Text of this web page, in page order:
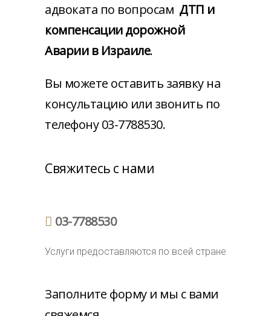
адвоката по вопросам ДТП и
компенсации дорожной
Аварии в Израиле.
Вы можете оставить заявку на
консультацию или звонить по
телефону03-7788530.
Свяжитесь с нами
03-7788530
Услуги предоставляются по всей стране
Заполните форму и мы с вами